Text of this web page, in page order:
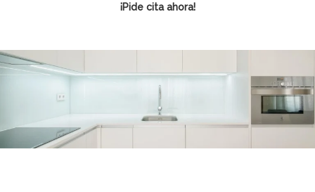
¡Pide cita ahora!